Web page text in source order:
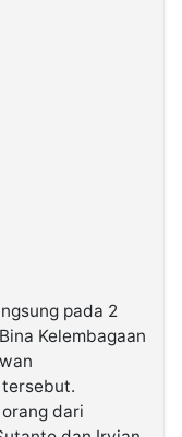
pada 2
Kelembagaan
dari